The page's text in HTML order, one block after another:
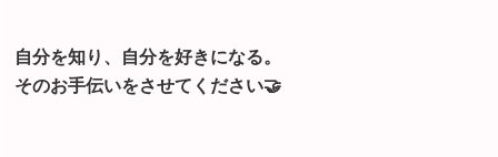
自分を知り、自分を好きになる。
そのお手伝いをさせてください🤝